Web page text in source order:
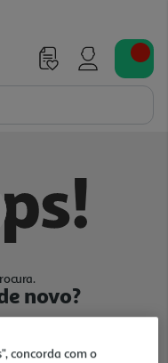
novo?
concorda com o